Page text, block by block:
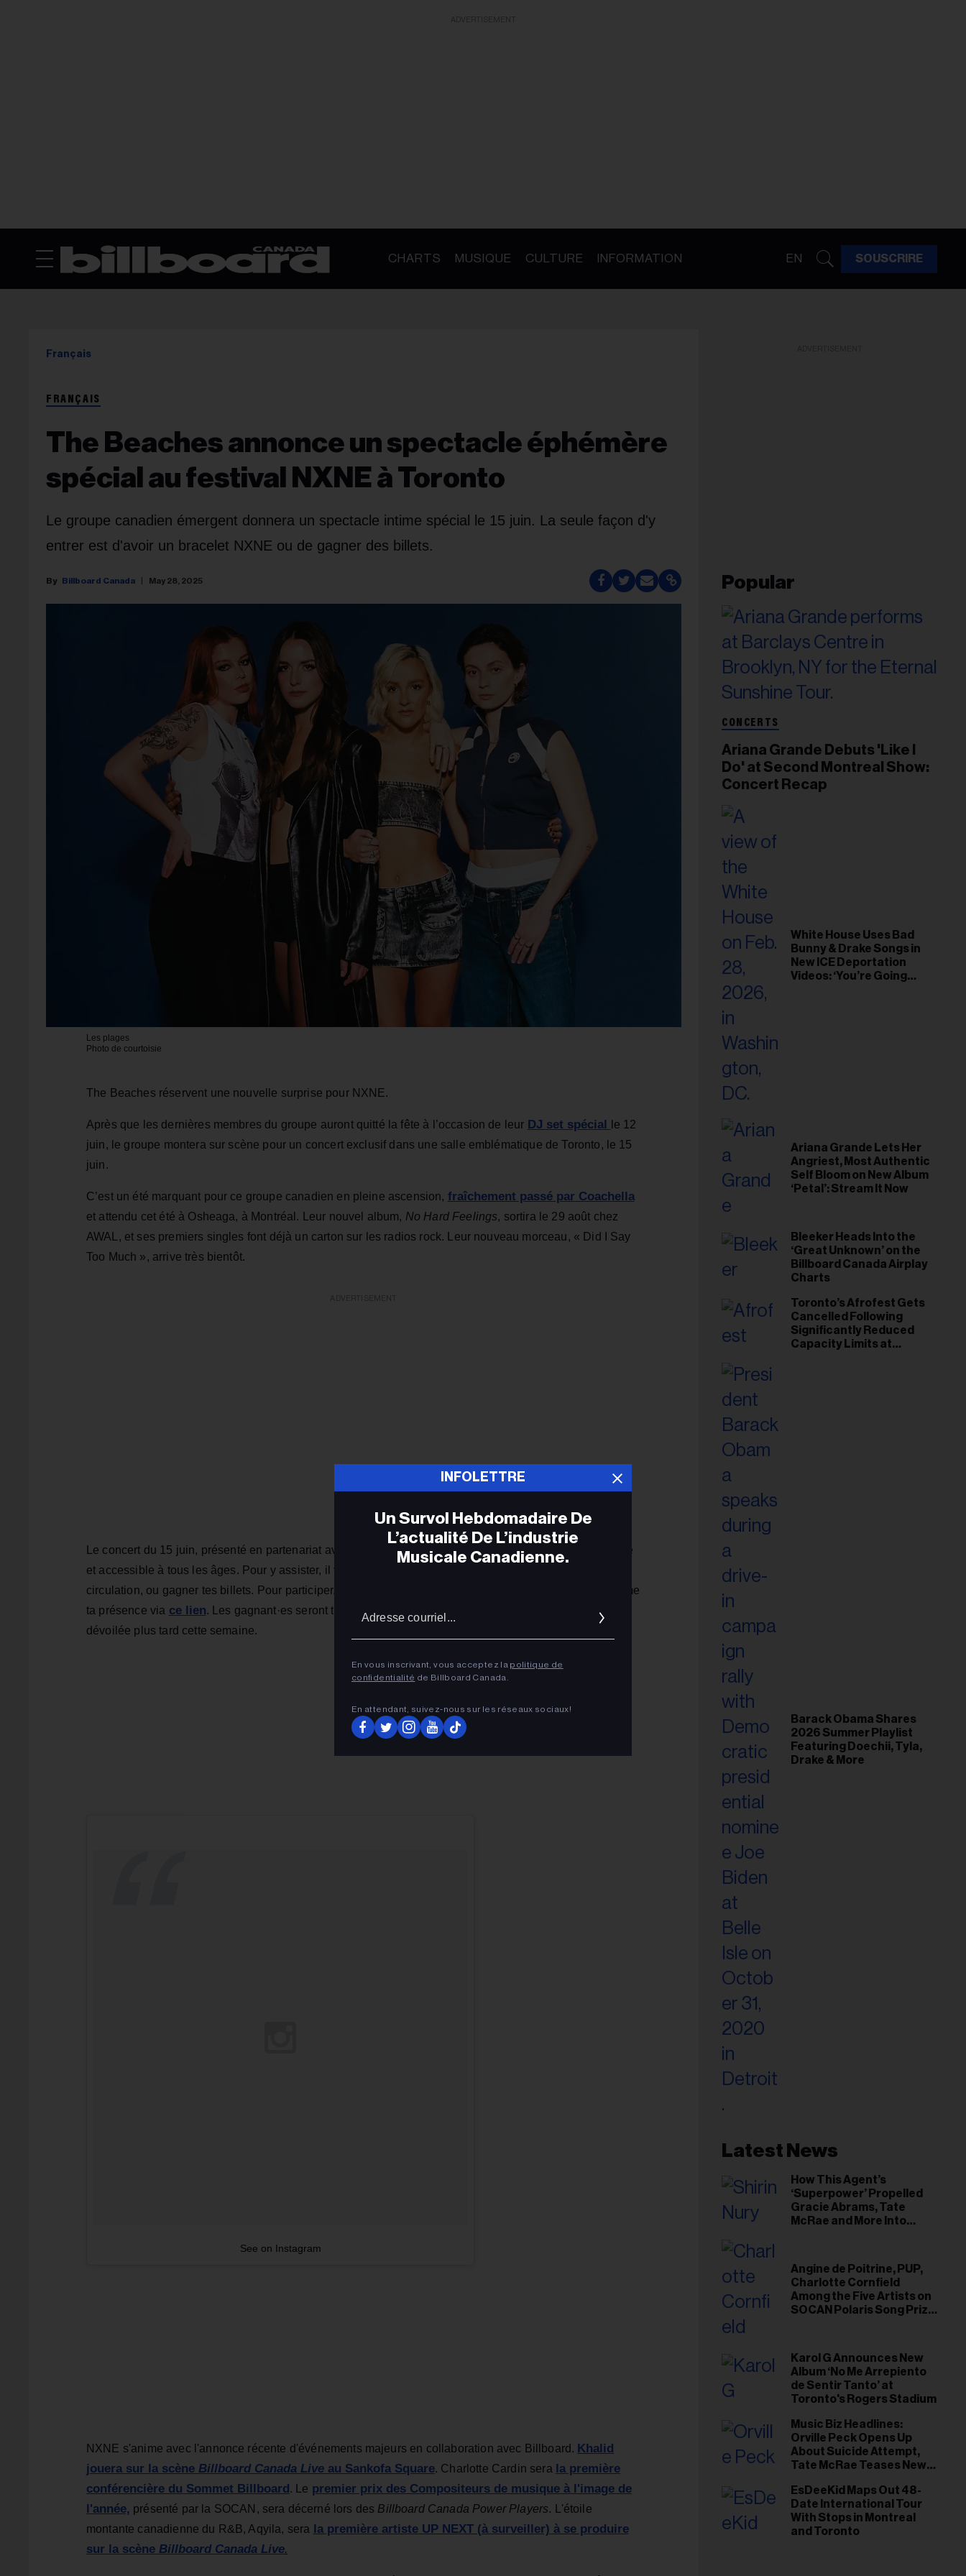
CHARTS MUSIQUE CULTURE INFORMATION EN SOUSCRIRE
Français
FRANÇAIS
The Beaches annonce un spectacle éphémère
spécial au festival NXNE à Toronto
Le groupe canadien émergent donnera un spectacle intime spécial le 15 juin. La seule façon d'y
entrer est d'avoir un bracelet NXNE ou de gagner des billets.
Billboard Canada May 28, 2025
Les plages
Photo de courtoisie
The Beaches réservent une nouvelle surprise pour NXNE.
Après que les dernières membres du groupe auront quitté la fête à l’occasion de leur DJ set spécial
le 12
juin, le groupe montera sur scène pour un concert exclusif dans une salle emblématique de Toronto, le 15
juin.
C’est un été marquant pour ce groupe canadien en pleine ascension, fraîchement passé par Coachella
et attendu cet été à Osheaga, à Montréal. Leur nouvel album, No Hard Feelings, sortira le 29 août chez
AWAL, et ses premiers singles font déjà un carton sur les radios rock. Leur nouveau morceau, « Did I Say
Too Much », arrive très bientôt.
Le concert du 15 juin, présenté en partenariat avec Billboard Canada et NXNE, sera un événement intime
et accessible à tous les âges. Pour y assister, il faudra mettre la main sur l’un des 100 bracelets NXNE en
circulation, ou gagner tes billets. Pour participer, commente la publication Instagram ci-dessous et confirme
ta présence via ce lien. Les gagnant·es seront tiré·es au sort et informé·es le 9 juin, et la salle sera
dévoilée plus tard cette semaine.
See on Instagram
NXNE s'anime avec l'annonce récente d'événements majeurs en collaboration avec Billboard. Khalid
jouera sur la scène Billboard Canada Live au Sankofa Square. Charlotte Cardin sera
la première
conférencière du Sommet Billboard . Le premier prix des Compositeurs de musique à l'image de
l'année, présenté par la SOCAN, sera décerné lors des Billboard Canada Power Players. L'étoile
montante canadienne du R&B, Aqyila, sera
la première artiste UP NEXT (à surveiller) à se produire
sur la scène Billboard Canada Live.
Popular
CONCERTS
Ariana Grande Debuts 'Like I
Do' at Second Montreal Show:
Concert Recap
White House Uses Bad
Bunny & Drake Songs in
New ICE Deportation
Videos: ‘You’re Going
Ariana Grande Lets Her
Angriest, Most Authentic
Self Bloom on New Album
‘Petal’: Stream It Now
Bleeker Heads Into the
‘Great Unknown’ on the
Billboard Canada Airplay
Charts
Toronto’s Afrofest Gets
Cancelled Following
Significantly Reduced
Capacity Limits at
Barack Obama Shares
2026 Summer Playlist
Featuring Doechii, Tyla,
Drake & More
Latest News
How This Agent’s
‘Superpower’ Propelled
Gracie Abrams, Tate
McRae and More Into
Angine de Poitrine, PUP,
Charlotte Cornfield
Among the Five Artists on
SOCAN Polaris Song Prize
Karol G Announces New
Album ‘No Me Arrepiento
de Sentir Tanto’ at
Toronto's Rogers Stadium
Music Biz Headlines:
Orville Peck Opens Up
About Suicide Attempt,
Tate McRae Teases New
EsDeeKid Maps Out 48-
Date International Tour
With Stops in Montreal
and Toronto
INFOLETTRE
Un Survol Hebdomadaire De
L’actualité De L’industrie
Musicale Canadienne.
En vous inscrivant, vous acceptez la politique de
confidentialité de Billboard Canada.
En attendant, suivez‑nous sur les réseaux sociaux!